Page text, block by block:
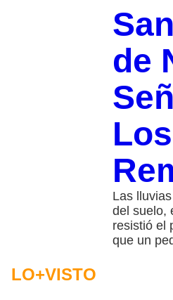
de
Los
Las
del suelo,
resistió el
que un
LO+VISTO